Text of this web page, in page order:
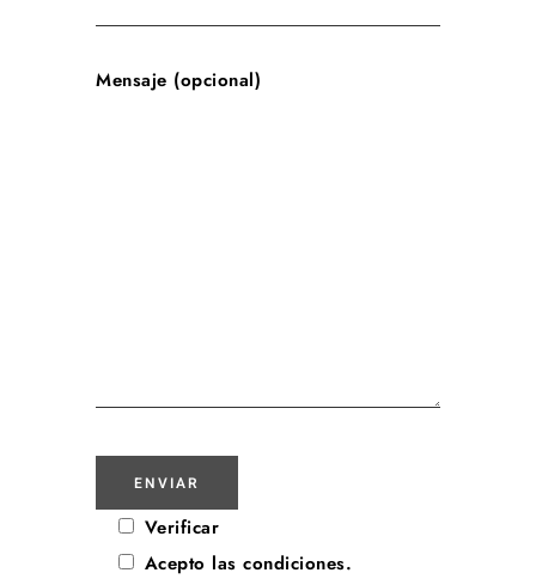
Mensaje (opcional)
Verificar
Acepto las condiciones.